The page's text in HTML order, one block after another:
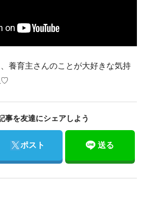
養育主さんのことが大好きな気持
♡
事を友達にシェアしよう
Twitter
ポスト 送る